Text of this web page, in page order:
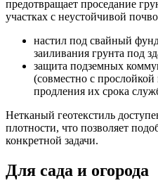
предотвращает проседание
участках с неустойчивой
настил под свайный
заиливания грунта под
защита подземных
(совместно с
продления их срока
Нетканый геотекстиль
плотности, что позволяет
конкретной задачи.
Для сада и огорода